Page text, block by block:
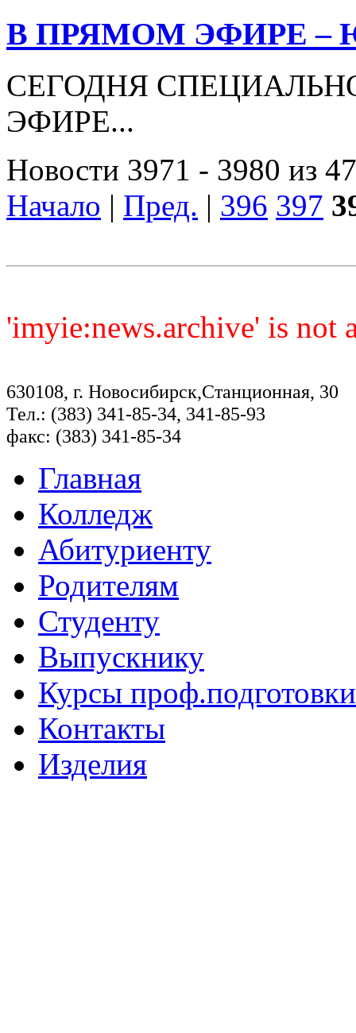
В ПРЯМОМ ЭФИРЕ
СЕГОДНЯ
ЭФИРЕ...
Новости 3971 - 3980 из
Начало | Пред. | 396 397
'imyie:news.archive' is not
630108, г. Новосибирск,Станционная, 30
Тел.: (383) 341-85-34, 341-85-93
факс: (383) 341-85-34
Главная
Колледж
Абитуриенту
Родителям
Студенту
Выпускнику
Курсы проф.подготовки
Контакты
Изделия